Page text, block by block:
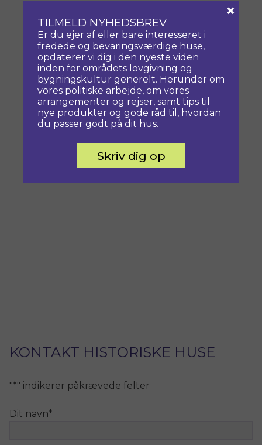
KONTAKT HISTORISKE HUSE
"*" indikerer påkrævede felter
Dit navn*
TILMELD NYHEDSBREV
Er du ejer af eller bare interesseret i
fredede og bevaringsværdige huse,
opdaterer vi dig i den nyeste viden
inden for områdets lovgivning og
bygningskultur generelt. Herunder om
vores politiske arbejde, om vores
arrangementer og rejser, samt tips til
nye produkter og gode råd til, hvordan
du passer godt på dit hus.
Skriv dig op
×